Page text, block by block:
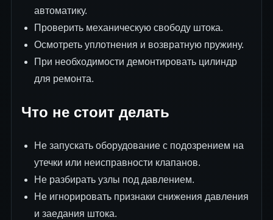
автоматику.
Проверить механическую свободу штока.
Осмотреть уплотнения и возвратную пружину.
При необходимости демонтировать цилиндр
для ремонта.
Что не стоит делать
Не запускать оборудование с подозрением на
утечки или неисправности клапанов.
Не разбирать узлы под давлением.
Не игнорировать признаки снижения давления
и заедания штока.